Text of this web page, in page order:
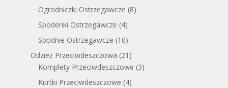
Ogrodniczki Ostrzegawcze (8)
Spodenki Ostrzegawcze (4)
Spodnie Ostrzegawcze (10)
Odzież Przeciwdeszczowa (21)
Komplety Przeciwdeszczowe (3)
Kurtki Przeciwdeszczowe (4)